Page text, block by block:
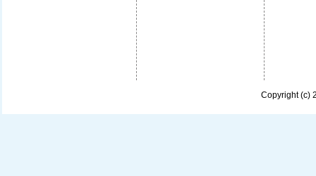
Copyright (c)